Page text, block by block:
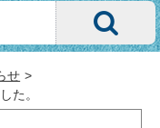
せ
た。